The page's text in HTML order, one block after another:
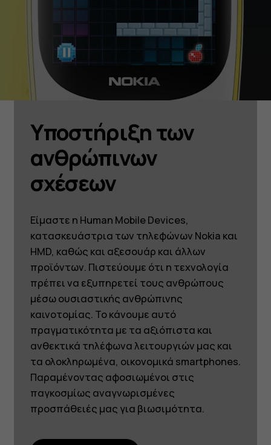
Υποστήριξη των
ανθρώπινων
σχέσεων
Είμαστε η Human Mobile Devices,
κατασκευάστρια των τηλεφώνων Nokia και
HMD, καθώς και αξεσουάρ και άλλων
προϊόντων. Πιστεύουμε ότι η τεχνολογία
πρέπει να εξυπηρετεί τους ανθρώπους
μέσω ουσιαστικής ανθρώπινης
καινοτομίας. Το κάνουμε αυτό
πραγματικότητα με τα αξιόπιστα και
ανθεκτικά τηλέφωνα λειτουργιών μας και
τα ολοκληρωμένα, οικονομικά smartphones.
Παραμένοντας αφοσιωμένοι στις
παγκοσμίως αναγνωρισμένες
προσπάθειές μας για βιωσιμότητα.